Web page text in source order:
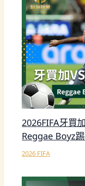
2026FIFA牙買
Reggae Boyz
2026 FIFA